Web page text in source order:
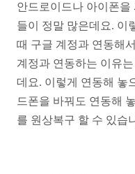
안드로이드나 아이폰
들이 정말 많은데요. 이
때 구글 계정과 연동해
계정과 연동하는 이유
데요. 이렇게 연동해 놓
드폰을 바꿔도 연동해
를 원상복구 할 수 있습